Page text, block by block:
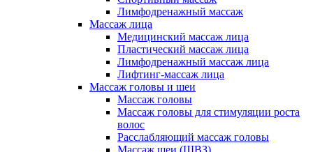
Лимфодренажный массаж
Массаж лица
Медицинский массаж лица
Пластический массаж лица
Лимфодренажный массаж лица
Лифтинг-массаж лица
Массаж головы и шеи
Массаж головы
Массаж головы для стимуляции роста
волос
Расслабляющий массаж головы
Массаж шеи (ШВЗ)